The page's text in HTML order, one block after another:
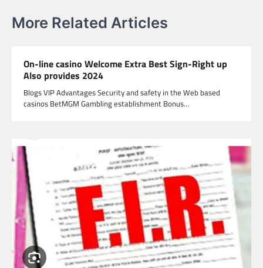
More Related Articles
On-line casino Welcome Extra Best Sign-Right up
Also provides 2024
Blogs VIP Advantages Security and safety in the Web based
casinos BetMGM Gambling establishment Bonus…